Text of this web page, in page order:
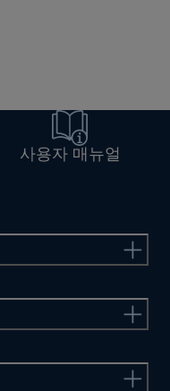
사용자 매뉴얼